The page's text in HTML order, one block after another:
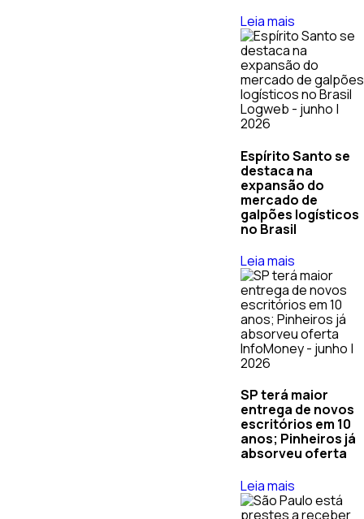
Leia mais
Logweb - junho |
2026
Espírito Santo se
destaca na
expansão do
mercado de
galpões logísticos
no Brasil
Leia mais
InfoMoney - junho |
2026
SP terá maior
entrega de novos
escritórios em 10
anos; Pinheiros já
absorveu oferta
Leia mais